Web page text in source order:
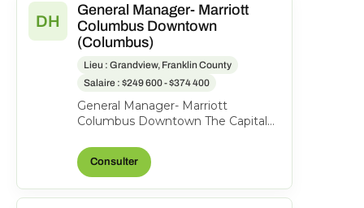
DH
General Manager- Marriott
Columbus Downtown
(Columbus)
Lieu : Grandview, Franklin County
Salaire : $249 600 - $374 400
General Manager- Marriott
Columbus Downtown The Capital
Columbus, Ohio, United States o...
Consulter